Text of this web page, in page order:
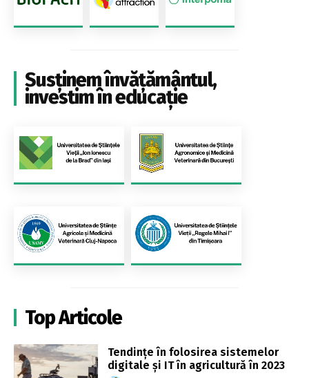
Susținem învățământul,
investim în educație
Top Articole
Tendințe în folosirea sistemelor
digitale și IT în agricultură în 2023